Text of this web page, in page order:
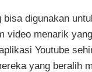
bisa digunakan
video menarik
Youtube
yang beralih